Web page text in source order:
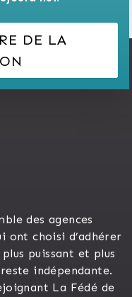
DE LA
des agences
ont choisi d’adhérer
puissant et plus
indépendante.
La Fédé de